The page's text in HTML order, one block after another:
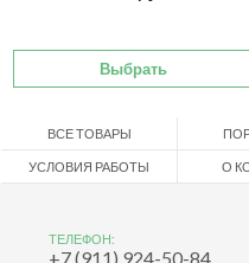
Выбрать
ВСЕ ТОВАРЫ
УСЛОВИЯ РАБОТЫ О
ТЕЛЕФОН:
+7 (911) 924-50-84